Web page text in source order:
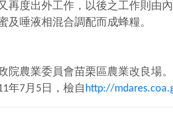
再度出外工作，以後之工作則由
及唾液相混合調配而成蜂糧。
院農業委員會苗栗區農業改良場。
年7月5日，檢自 http://